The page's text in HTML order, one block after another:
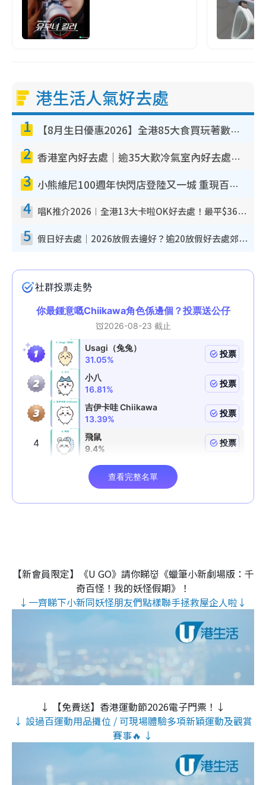
港生活人氣好去處
1 【8月生日優惠2026】全港85大食買玩著數攻略 自助餐/火鍋放題同行免費＋誠品/DONKI送現金券
2 香港室內好去處｜逾35大歎冷氣室內好去處推介 室內活動免費避雨無懼落雨
3 小熊維尼100週年快閃店登陸又一城 重現百畝森林經典場景／獨家限定盲盒登場／專屬DIY香水
4 唱K推介2026︱全港13大卡啦OK好去處！最平$36起 日文K都有！(附地址+收費詳情)
5 假日好去處｜2026放假去邊好？逾20放假好去處郊外/秘景 休閒半日或一日遊
【新會員限定】《U GO》請你睇👹《蠟筆小新劇場版：千
奇百怪！我的妖怪假期》！
↓一齊睇下小新同妖怪朋友們點樣聯手拯救屋企人啦↓
↓ 【免費送】香港運動節2026電子門票！↓
↓ 設過百運動用品攤位 / 可現場體驗多項新穎運動及觀賞
賽事🔥 ↓